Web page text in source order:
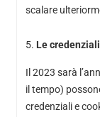
scalare
Le
Il 2023 sarà
il tempo)
credenziali e